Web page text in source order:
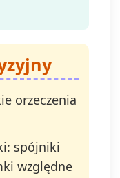
orzeczenia
spójniki
względne